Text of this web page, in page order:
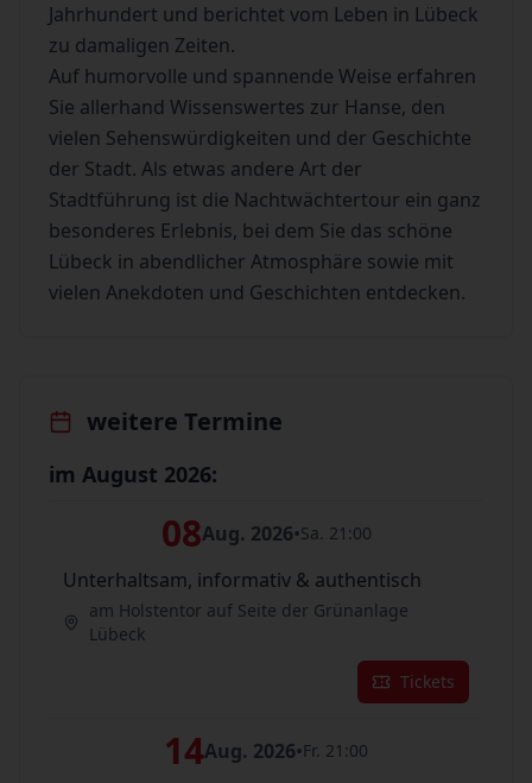
Jahrhundert und berichtet vom Leben in Lübeck
zu damaligen Zeiten.
Auf humorvolle und spannende Weise erfahren
Sie allerhand Wissenswertes zur Hanse, den
vielen Sehenswürdigkeiten und der Geschichte
der Stadt. Als etwas andere Art der
Stadtführung ist die Nachtwächtertour ein ganz
besonderes Erlebnis, bei dem Sie das schöne
Lübeck in abendlicher Atmosphäre sowie mit
vielen Anekdoten und Geschichten entdecken.
weitere Termine
im August 2026:
08Aug. 2026•Sa. 21:00
Unterhaltsam, informativ & authentisch
am Holstentor auf Seite der Grünanlage
Lübeck
Tickets
14Aug. 2026•Fr. 21:00